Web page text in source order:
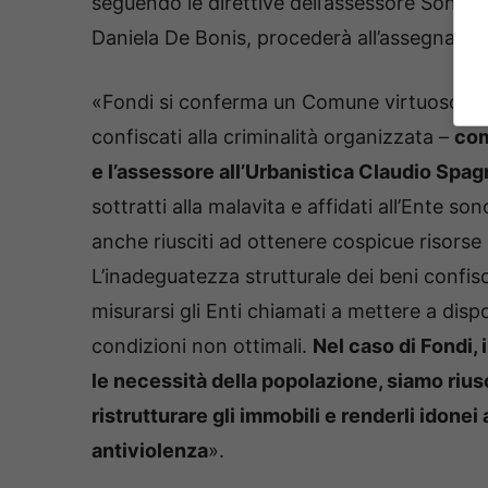
Daniela De Bonis, procederà
«Fondi si conferma un Comune virtuoso
confiscati alla criminalità organizzata –
e l’assessore all’Urbanistica Claudio
sottratti alla malavita e affidati all’Ente
anche riusciti ad ottenere cospicue
L’inadeguatezza strutturale dei beni
misurarsi gli Enti chiamati a mettere a
condizioni non ottimali. Nel caso di
le necessità della popolazione, siamo
ristrutturare gli immobili e renderli idonei
antiviolenza».